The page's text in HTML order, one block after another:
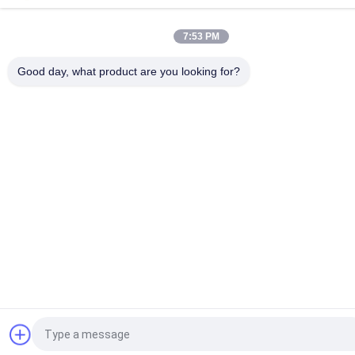
7:53 PM
Good day, what product are you looking for?